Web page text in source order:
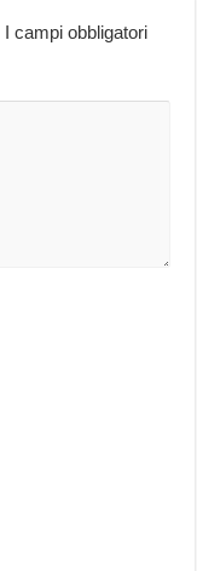
I campi obbligatori